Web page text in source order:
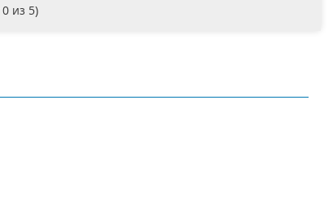
0 из 5)